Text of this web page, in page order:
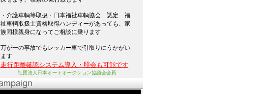
・介護車輌等取扱・日本福祉車輌協会 認定 福
祉車輌取扱士資格取得ハンディーがあっても、家
族同様親身になってご相談に乗ります
万が一の事故でもレッカー車で引取りにうかがい
ます
走行距離確認システム導入・照会も可能です
社団法人日本オートオークション協議会会員